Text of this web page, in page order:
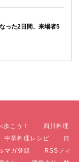
った2日間、来場者5
歩こう！
四川料理
中華料理レシピ
四
マガ登録
RSSフィ